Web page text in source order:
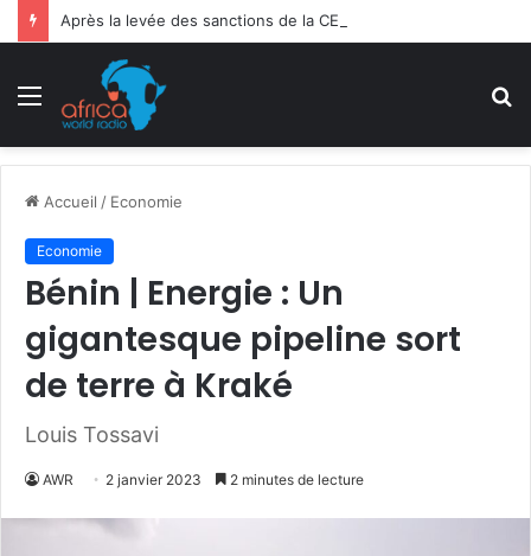
Menu
Accueil / Economie
Economie
Bénin | Energie : Un
gigantesque pipeline sort
de terre à Kraké
Louis Tossavi
AWR 2 janvier 2023 2 minutes de lecture